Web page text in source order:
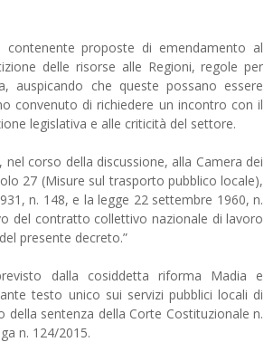
proposte di emendamento al
delle risorse alle Regioni, regole per
auspicando che queste possano essere
convenuto di richiedere un incontro con il
legislativa e alle criticità del settore.
nel corso della discussione, alla Camera dei
27 (Misure sul trasporto pubblico locale),
n. 148, e la legge 22 settembre 1960, n.
del contratto collettivo nazionale di lavoro
presente decreto.”
dalla cosiddetta riforma Madia e
testo unico sui servizi pubblici locali di
sentenza della Corte Costituzionale n.
n. 124/2015.